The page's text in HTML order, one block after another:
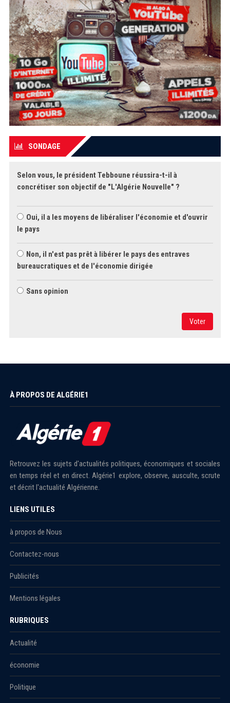
SONDAGE
Selon vous, le président Tebboune réussira-t-il à
concrétiser son objectif de "L'Algérie Nouvelle" ?
Oui, il a les moyens de libéraliser l'économie et d'ouvrir
le pays
Non, il n'est pas prêt à libérer le pays des entraves
bureaucratiques et de l'économie dirigée
Sans opinion
Voter
À PROPOS DE ALGÉRIE1
Retrouvez les sujets d'actualités politiques, économiques et sociales
en temps réel et en direct. Algérie1 explore, observe, ausculte, scrute
et décrit l'actualité Algérienne.
LIENS UTILES
à propos de Nous
Contactez-nous
Publicités
Mentions légales
RUBRIQUES
Actualité
économie
Politique